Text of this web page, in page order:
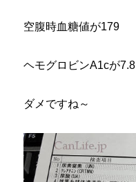
大
し
空腹時血糖値が179
ヘモグロビンA1cが7.8
ダメですね～